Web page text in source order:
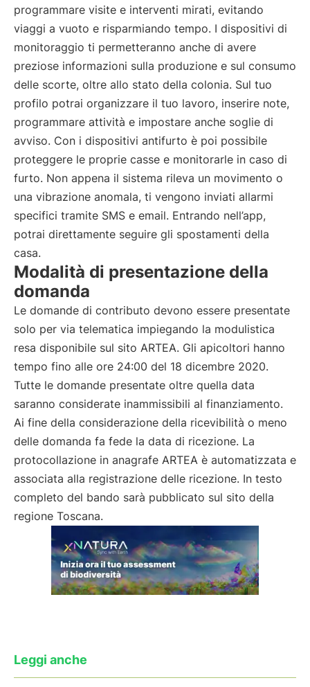
programmare visite e interventi mirati, evitando
viaggi a vuoto e risparmiando tempo. I dispositivi di
monitoraggio ti permetteranno anche di avere
preziose informazioni sulla produzione e sul consumo
delle scorte, oltre allo stato della colonia. Sul tuo
profilo potrai organizzare il tuo lavoro, inserire note,
programmare attività e impostare anche soglie di
avviso. Con i dispositivi antifurto è poi possibile
proteggere le proprie casse e monitorarle in caso di
furto. Non appena il sistema rileva un movimento o
una vibrazione anomala, ti vengono inviati allarmi
specifici tramite SMS e email. Entrando nell’app,
potrai direttamente seguire gli spostamenti della
casa.
Modalità di presentazione della
domanda
Le domande di contributo devono essere presentate
solo per via telematica impiegando la modulistica
resa disponibile sul sito ARTEA. Gli apicoltori hanno
tempo fino alle ore 24:00 del 18 dicembre 2020.
Tutte le domande presentate oltre quella data
saranno considerate inammissibili al finanziamento.
Ai fine della considerazione della ricevibilità o meno
delle domanda fa fede la data di ricezione. La
protocollazione in anagrafe ARTEA è automatizzata e
associata alla registrazione delle ricezione. In testo
completo del bando sarà pubblicato sul sito della
regione Toscana.
Leggi anche